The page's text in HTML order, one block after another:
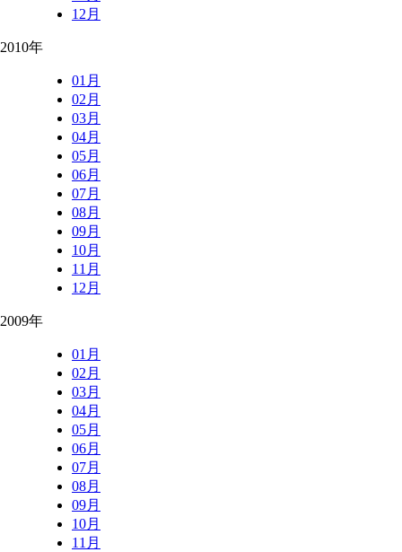
12月
2010年
01月
02月
03月
04月
05月
06月
07月
08月
09月
10月
11月
12月
2009年
01月
02月
03月
04月
05月
06月
07月
08月
09月
10月
11月